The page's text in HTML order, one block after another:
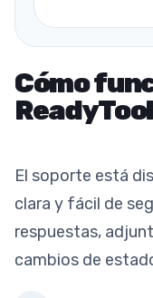
Cómo
El soporte está
clara y fácil de
respuestas,
cambios de